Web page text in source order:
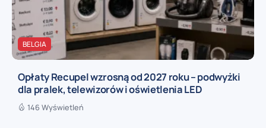
BELGIA
Opłaty Recupel wzrosną od 2027 roku – podwyżki
dla pralek, telewizorów i oświetlenia LED
146 Wyświetleń